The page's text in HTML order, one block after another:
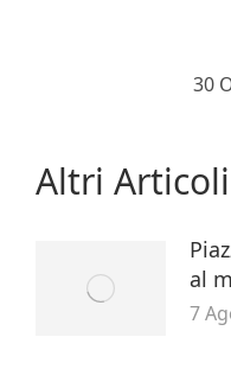
30
Altri Articoli
al
7